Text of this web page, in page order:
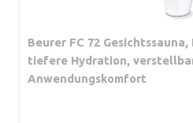
Beurer FC 72
tiefere Hydration,
Anwendungskomfort